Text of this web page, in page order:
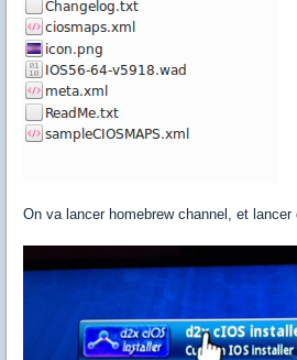
On va lancer homebrew channel, et